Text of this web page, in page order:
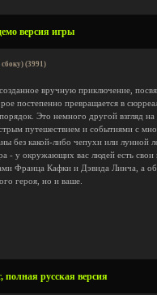
версия игры
(3991)
вручную приключение,
постепенно превращается в
Это немного другой взгляд
путешествием и событиями с
без какой-либо чепухи или лунной
- у окружающих вас людей есть
Франца Кафки и Дэвида Линча, а
героя, но и ваше.
русская версия